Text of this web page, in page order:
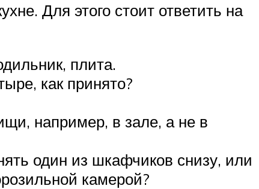
Для этого стоит ответить на
плита.
как принято?
например, в зале, а не в
один из шкафчиков снизу, или
камерой?